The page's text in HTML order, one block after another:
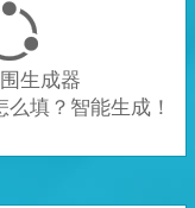
生成器
填？智能生成！